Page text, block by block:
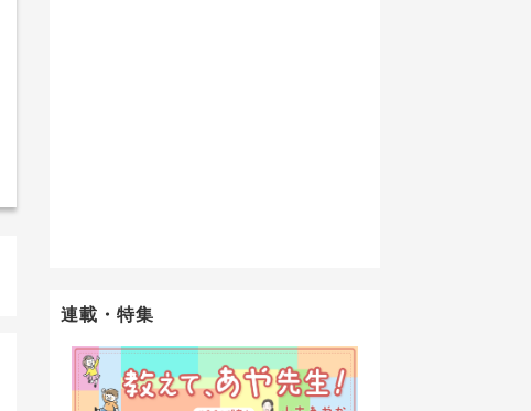
連載・特集